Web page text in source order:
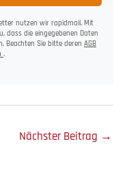
nutzen wir rapidmail. Mit
dass die eingegebenen Daten
Beachten Sie bitte deren AGB
.
Nächster Beitrag →